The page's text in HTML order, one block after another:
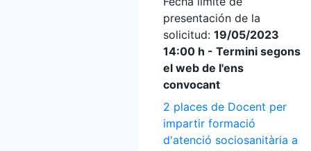
presentación de la
solicitud: 19/05/2023
14:00 h - Termini segons
el web de l'ens
convocant
2 places de Docent per
impartir formació
d'atenció sociosanitària a